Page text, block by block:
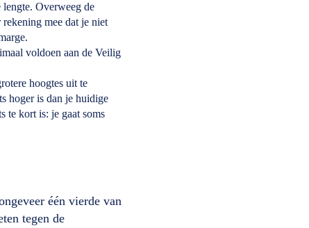
Overweeg de
mee dat je niet
voldoen aan de Veilig
hoogtes uit te
hoger is dan je huidige
te kort is: je gaat soms
één vierde van
tegen de